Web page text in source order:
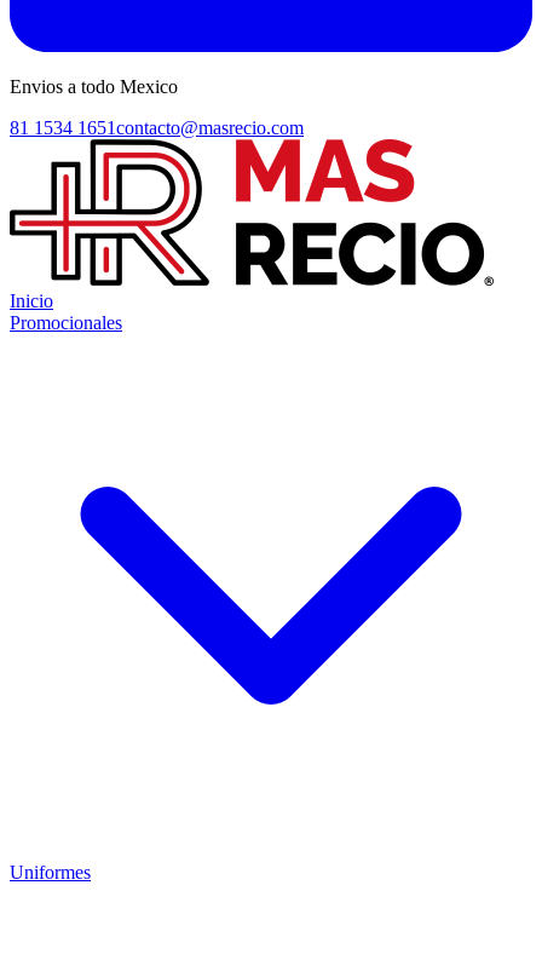
Envios a todo Mexico
81 1534 1651contacto@masrecio.com
Inicio
Promocionales
Uniformes